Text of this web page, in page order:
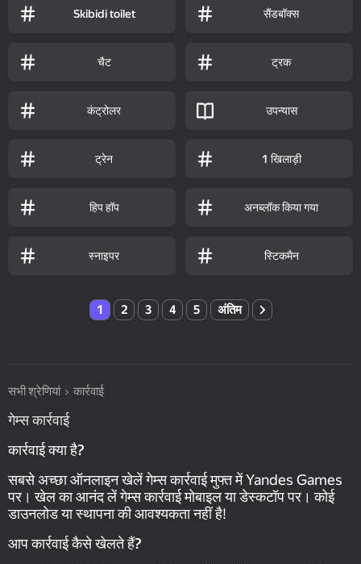
Skibidi toilet सैंडबॉक्स
चैट ट्रक
कंट्रोलर उपन्यास
ट्रेन 1 खिलाड़ी
हिप हॉप अनब्लॉक किया गया
स्नाइपर स्टिकमैन
1 2 3 4 5 अंतिम
सभी श्रेणियां कार्रवाई
गेम्स कार्रवाई
कार्रवाई क्या है?
सबसे अच्छा ऑनलाइन खेलें गेम्स कार्रवाई मुफ्त में Yandes Games
पर। खेल का आनंद लें गेम्स कार्रवाई मोबाइल या डेस्कटॉप पर। कोई
डाउनलोड या स्थापना की आवश्यकता नहीं है!
आप कार्रवाई कैसे खेलते हैं?